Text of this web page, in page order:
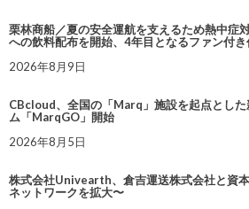
栗林商船／夏の安全運航を支えるため熱中症
への飲料配布を開始、4年目となるファン付
2026年8月9日
CBcloud、全国の「Marq」施設を起点とし
ム「MarqGO」開始
2026年8月5日
株式会社Univearth、倉吉運送株式会社と資
ネットワークを拡大〜